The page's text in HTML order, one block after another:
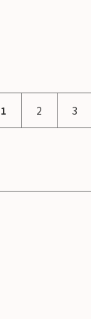
1 2 3